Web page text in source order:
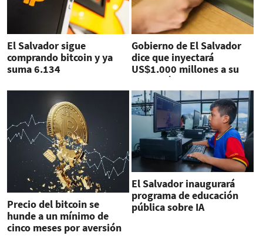
El Salvador sigue
comprando bitcoin y ya
suma 6.134
Gobierno de El Salvador
dice que inyectará
US$1.000 millones a su
economía para pagos
Precio del bitcoin se
hunde a un mínimo de
cinco meses por aversión
El Salvador inaugurará
programa de educación
pública sobre IA